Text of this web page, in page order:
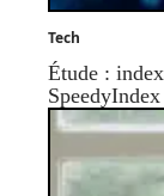
Tech
Étude :
SpeedyIndex